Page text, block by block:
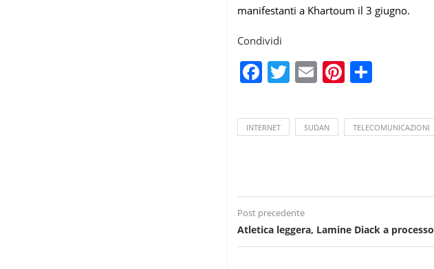
manifestanti a Khartoum il 3 giugno.
Condividi
Facebook
Twitter
EmailPinterest
INTERNET SUDAN TELECOMUNICAZIONI
Post precedente
Atletica leggera, Lamine Diack a processo